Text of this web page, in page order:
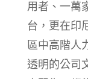
用者、一萬
台，更在印
區中高階人
透明的公司